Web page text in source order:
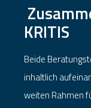
KRITIS
Beide
inhaltlich
weiten Rahmen